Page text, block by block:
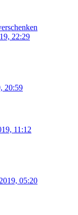
22:29
20:59
11:12
05:20